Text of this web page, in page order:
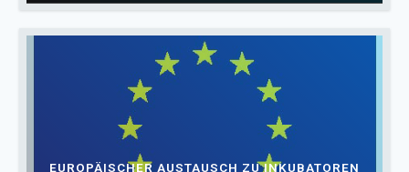
EUROPÄISCHER AUSTAUSCH ZU INKUBATOREN